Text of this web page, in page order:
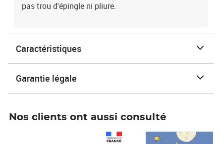
pas trou d'épingle ni pliure.
Caractéristiques
Garantie légale
Nos clients ont aussi consulté
Prix 6,25€ HT